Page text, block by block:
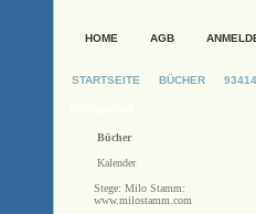
HOME AGB
STARTSEITE BÜCHER
Bücher
Kalender
Stege: Milo Stamm:
www.milostamm.com